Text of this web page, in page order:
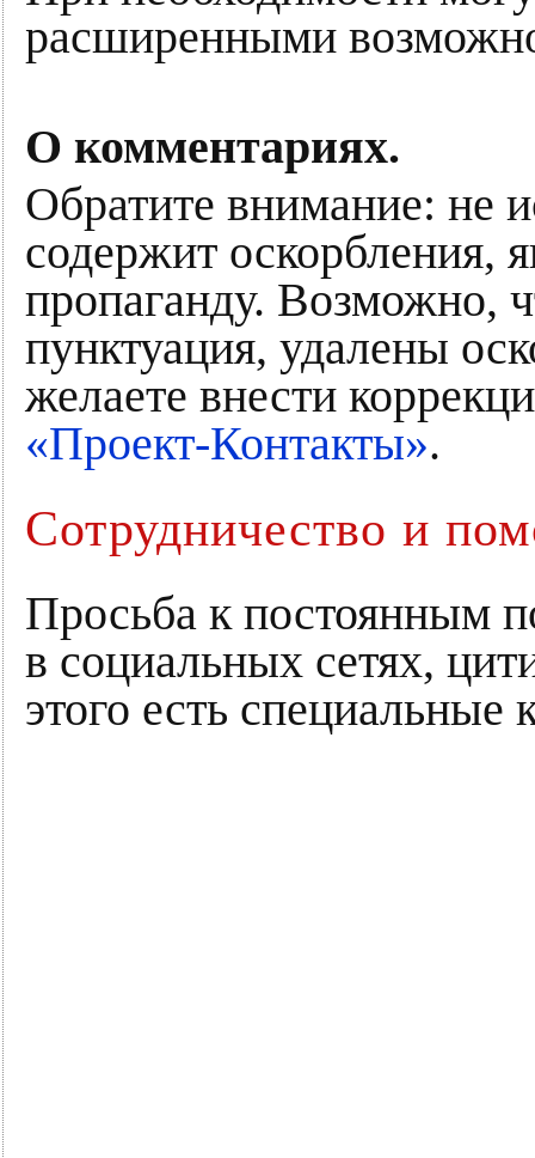
расширенными
О комментариях.
Обратите внимание: не
содержит оскорбления,
пропаганду. Возможно,
пунктуация, удалены
желаете внести
«Проект-Контакты».
Сотрудничество и
Просьба к постоянным
в социальных сетях,
этого есть